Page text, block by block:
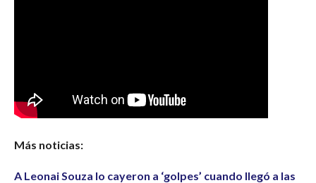
Más noticias:
A Leonai Souza lo cayeron a ‘golpes’ cuando llegó a las